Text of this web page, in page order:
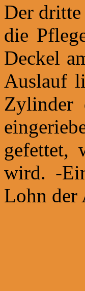
Der
die
Deckel
Auslauf
Zylinder
gefettet,
wird. -
Lohn der